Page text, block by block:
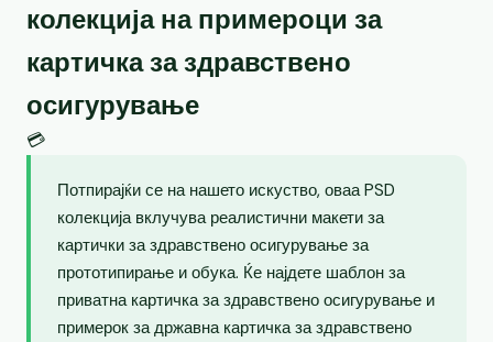
колекција на примероци за
картичка за здравствено
осигурување
💳
Потпирајќи се на нашето искуство, оваа PSD
колекција вклучува реалистични макети за
картички за здравствено осигурување за
прототипирање и обука. Ќе најдете шаблон за
приватна картичка за здравствено осигурување и
примерок за државна картичка за здравствено